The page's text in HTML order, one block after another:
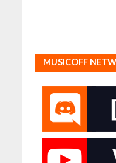
MUSICOFF